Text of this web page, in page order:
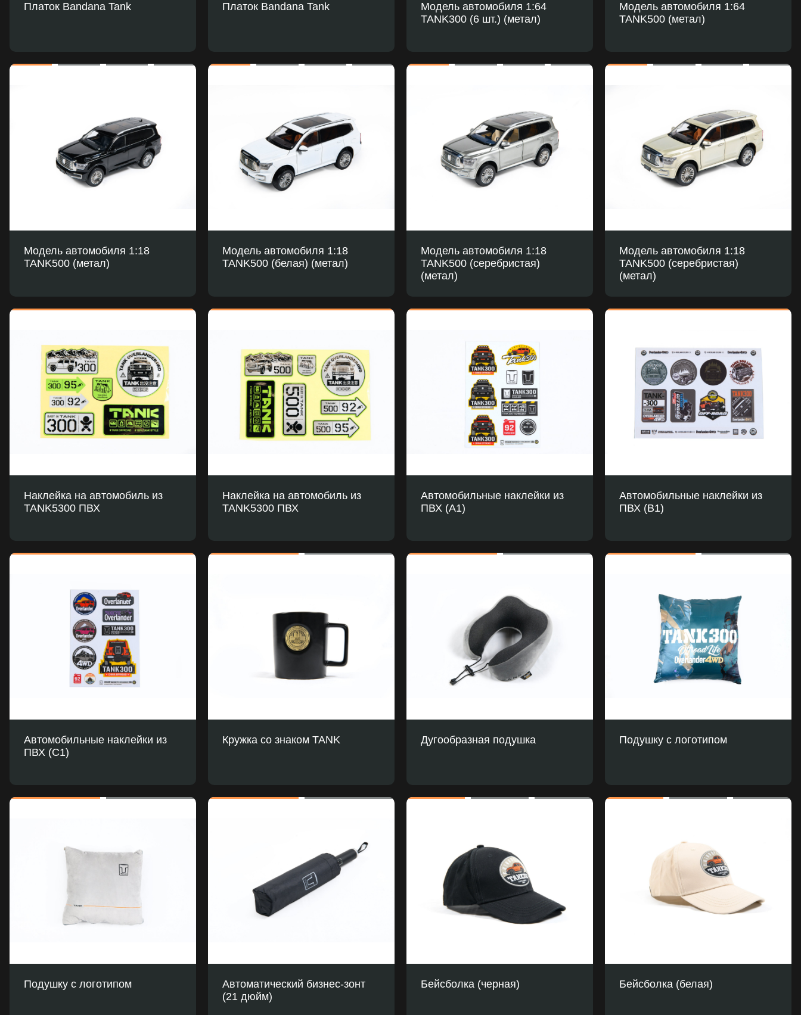
Платок Bandana Tank Платок Bandana Tank
Модель автомобиля 1:64
TANK300 (6 шт.) (метал)
Модель автомобиля 1:64
TANK500 (метал)
Модель автомобиля 1:18
TANK500 (метал)
Модель автомобиля 1:18
TANK500 (белая) (метал)
Модель автомобиля 1:18
TANK500 (серебристая)
(метал)
Модель автомобиля 1:18
TANK500 (серебристая)
(метал)
Наклейка на автомобиль из
TANK5300 ПВХ
Наклейка на автомобиль из
TANK5300 ПВХ
Автомобильные наклейки из
ПВХ (A1)
Автомобильные наклейки из
ПВХ (B1)
Автомобильные наклейки из
ПВХ (C1)
Кружка со знаком TANK Дугообразная подушка Подушку с логотипом
Подушку с логотипом
Автоматический бизнес-зонт
(21 дюйм)
Бейсболка (черная) Бейсболка (белая)